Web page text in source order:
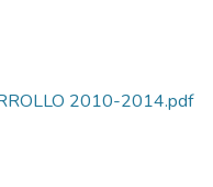
2010-2014.pdf